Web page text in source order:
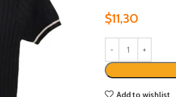
$11,30
Add to wishlist